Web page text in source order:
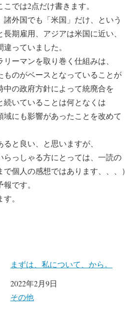
では2点だけ書きます。
外国でも「米国」だけ、という
期雇用、アジアは米国に近い、
っていました。
ーマンを取り巻く仕組みは、
のがベースとなっていることが
の政府方針によって統廃合を
いていることは何となくは
にも影響があったことを改めて
と良い、と思いますが、
っしゃる方にとっては、一読の
個人の感想ではあります、、、）
です。
。
まずは、私について、から。
日付
2022年2月9日
関連理由
その他